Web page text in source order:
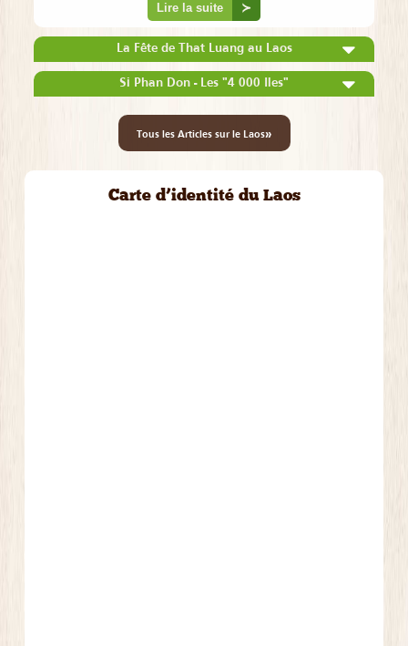
Lire la suite ≻
La Fête de That Luang au Laos
Si Phan Don - Les "4 000 Iles"
Tous les Articles sur le Laos»
Carte d’identité du Laos